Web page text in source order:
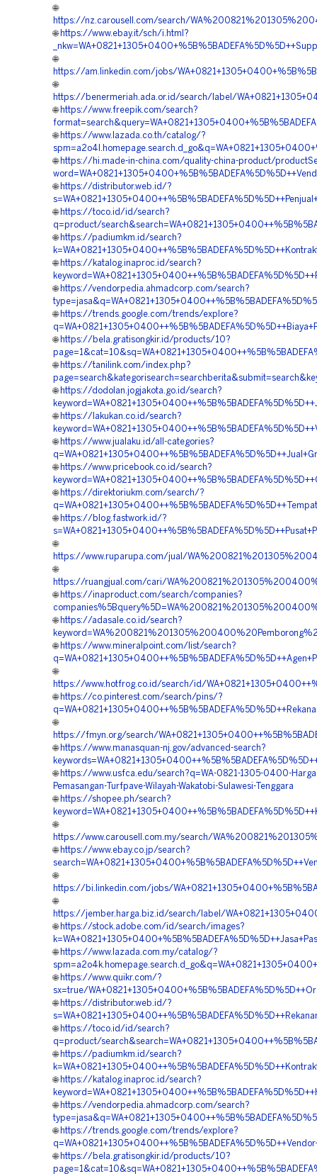
🌐
https://nz.carousell.com/search/
🌐 https://www.ebay.it/sch/i.html?
🌐
https://am.linkedin.com/jobs/
🌐
https://benermeriah.ada.or.id/search/label/
🌐 https://www.freepik.com/search?
🌐 https://www.lazada.co.th/catalog/?
🌐 https://hi.made-in-china.com/quality-china-product/
🌐 https://distributor.web.id/?
🌐 https://toco.id/id/search?
q=product/
🌐 https://padiumkm.id/search?
🌐 https://katalog.inaproc.id/search?
🌐 https://vendorpedia.ahmadcorp.com/search?
🌐 https://trends.google.com/trends/explore?
🌐 https://bela.gratisongkir.id/products/10?
🌐 https://tanilink.com/index.php?
🌐 https://dodolan.jogjakota.go.id/search?
🌐 https://lakukan.co.id/search?
🌐 https://www.jualaku.id/all-categories?
🌐 https://www.pricebook.co.id/search?
🌐 https://direktoriukm.com/search/?
🌐 https://blog.fastwork.id/?
🌐
https://www.ruparupa.com/jual/
🌐
https://ruangjual.com/cari/
🌐 https://inaproduct.com/search/companies?
🌐 https://adasale.co.id/search?
🌐 https://www.mineralpoint.com/list/search?
🌐
https://www.hotfrog.co.id/search/id/
🌐 https://co.pinterest.com/search/pins/?
🌐
https://fmyn.org/search/
🌐 https://www.manasquan-nj.gov/advanced-search?
🌐 https://www.usfca.edu/search?q=WA-0821-1305-0400-
Pemasangan-Turfpave-Wilayah-Wakatobi-Sulawesi-Tenggara
🌐 https://shopee.ph/search?
🌐
https://www.carousell.com.my/search/
🌐 https://www.ebay.co.jp/search?
🌐
https://bi.linkedin.com/jobs/
🌐
https://jember.harga.biz.id/search/label/
🌐 https://stock.adobe.com/id/search/images?
🌐 https://www.lazada.com.my/catalog/?
🌐 https://www.quikr.com/?
sx=true/
🌐 https://distributor.web.id/?
🌐 https://toco.id/id/search?
q=product/
🌐 https://padiumkm.id/search?
🌐 https://katalog.inaproc.id/search?
🌐 https://vendorpedia.ahmadcorp.com/search?
🌐 https://trends.google.com/trends/explore?
🌐 https://bela.gratisongkir.id/products/10?